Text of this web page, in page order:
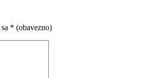
* (obavezno)